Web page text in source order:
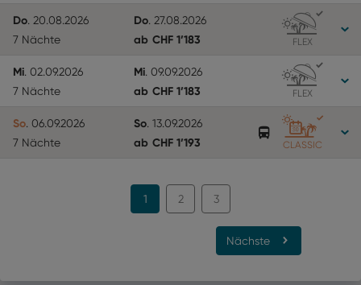
Do. 20.08.2026 Do. 27.08.2026
7 Nächte
ab CHF 1’183 FLEX
Mi. 02.09.2026 Mi. 09.09.2026
7 Nächte
ab CHF 1’183 FLEX
So. 06.09.2026 So. 13.09.2026
7 Nächte
ab CHF 1’193 CLASSIC
1 2 3
Nächste